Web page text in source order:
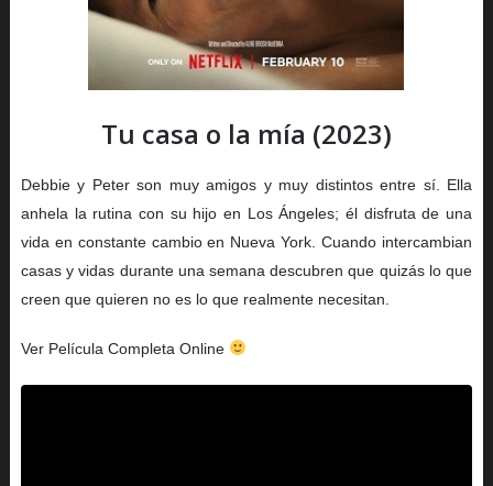
Tu casa o la mía (2023)
Debbie y Peter son muy amigos y muy distintos entre sí. Ella
anhela la rutina con su hijo en Los Ángeles; él disfruta de una
vida en constante cambio en Nueva York. Cuando intercambian
casas y vidas durante una semana descubren que quizás lo que
creen que quieren no es lo que realmente necesitan.
Ver Película Completa Online